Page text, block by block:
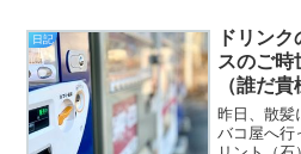
に早かっ
不安にな
日記
ドリン
スのご時
（誰だ貴
昨日、散髪
バコ屋へ行